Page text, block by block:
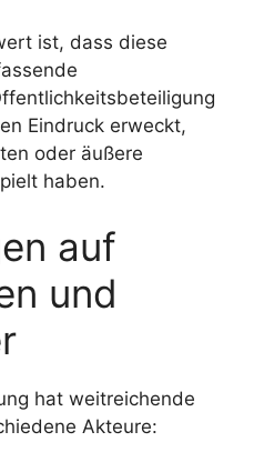
ist, dass diese
Eindruck erweckt,
oder äußere
haben.
auf
und
hat weitreichende
Akteure: